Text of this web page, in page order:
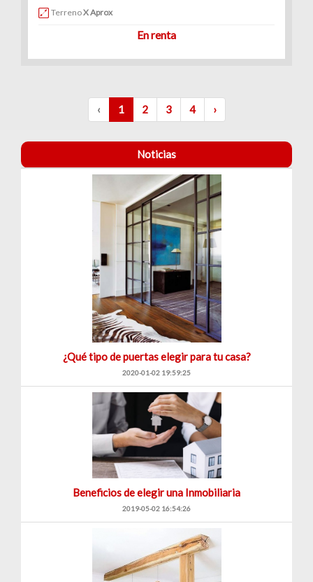
TerrenoX Aprox
En renta
‹ 1 2 3 4 ›
Noticias
¿Qué tipo de puertas elegir para tu casa?
2020-01-02 19:59:25
Beneficios de elegir una Inmobiliaria
2019-05-02 16:54:26